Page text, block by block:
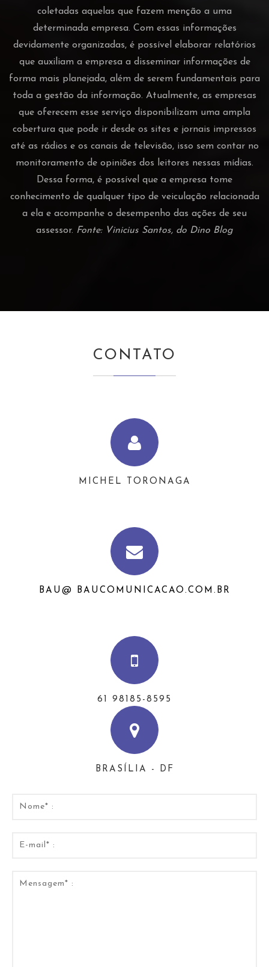
coletadas aquelas que fazem menção a uma
determinada empresa. Com essas informações
devidamente organizadas, é possível elaborar relatórios
que auxiliam a empresa a disseminar informações de
forma mais planejada, além de serem fundamentais para
toda a gestão da informação. Atualmente, as empresas
que oferecem esse serviço disponibilizam uma ampla
cobertura que pode ir desde os sites e jornais impressos
até as rádios e os canais de televisão, isso sem contar no
monitoramento de opiniões dos leitores nessas mídias.
Dessa forma, é possível que a empresa tome
conhecimento de qualquer tipo de veiculação relacionada
a ela e acompanhe o desempenho das ações de seu
assessor. Fonte: Vinicius Santos, do Dino Blog
CONTATO
MICHEL TORONAGA
BAU@ BAUCOMUNICACAO.COM.BR
61 98185-8595
BRASÍLIA - DF